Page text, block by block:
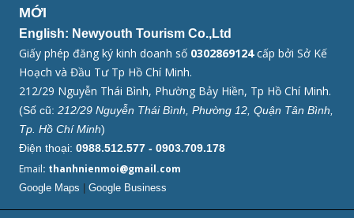
MỚI
English: Newyouth Tourism Co.,Ltd
Giấy phép đăng ký kinh doanh số 0302869124cấp bởi Sở Kế
Hoạch và Đầu Tư Tp Hồ Chí Minh.
212/29 Nguyễn Thái Bình, Phường Bảy Hiền, Tp Hồ Chí Minh.
(Số cũ: 212/29 Nguyễn Thái Bình, Phường 12, Quận Tân Bình,
Tp. Hồ Chí Minh)
Điện thoại: 0988.512.577 - 0903.709.178
Email: thanhnienmoi@gmail.com
Google Maps Google Business